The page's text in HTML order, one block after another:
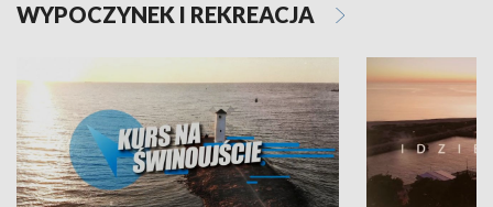
WYPOCZYNEK I REKREACJA